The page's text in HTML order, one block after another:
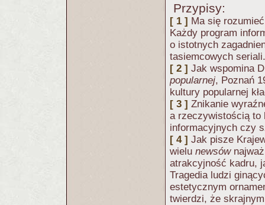
Przypisy:
[ 1 ] Ma się
Każdy program
o istotnych
tasiemcowych seriali.
[ 2 ] Jak wspomina
popularnej, Poznań
kultury popularnej
[ 3 ] Znikanie
a rzeczywistością to
informacyjnych czy
[ 4 ] Jak pisze
wielu newsów
atrakcyjność kadru,
Tragedia ludzi
estetycznym
twierdzi, że